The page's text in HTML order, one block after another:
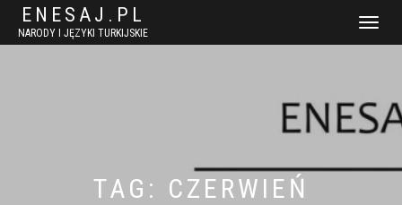
ENESAJ.PL
NARODY I JĘZYKI TURKIJSKIE
WŁĄCZ
TAG: CZERWIEŃ